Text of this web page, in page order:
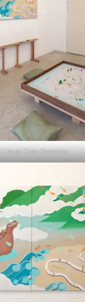
Linhuei Chen Overzicht